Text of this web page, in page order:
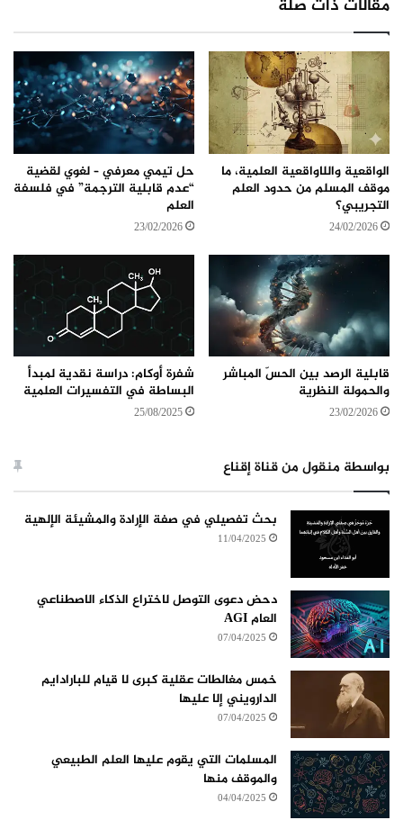
مقالات ذات صلة
الواقعية واللاواقعية العلمية، ما
موقف المسلم من حدود العلم
التجريبي؟
24/02/2026
حل تيمي معرفي – لغوي لقضية
“عدم قابلية الترجمة” في فلسفة
العلم
23/02/2026
قابلية الرصد بين الحسّ المباشر
والحمولة النظرية
23/02/2026
شفرة أوكام: دراسة نقدية لمبدأ
البساطة في التفسيرات العلمية
25/08/2025
بواسطة منقول من قناة إقناع
بحث تفصيلي في صفة الإرادة والمشيئة الإلهية
11/04/2025
دحض دعوى التوصل لاختراع الذكاء الاصطناعي
العام AGI
07/04/2025
خمس مغالطات عقلية كبرى لا قيام للبارادايم
الدارويني إلا عليها
07/04/2025
المسلمات التي يقوم عليها العلم الطبيعي
والموقف منها
04/04/2025